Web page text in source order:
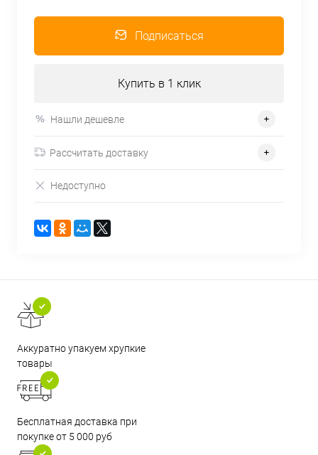
Подписаться
Купить в 1 клик
Нашли дешевле
Рассчитать доставку
Недоступно
Аккуратно упакуем хрупкие
товары
Бесплатная доставка при
покупке от 5 000 руб